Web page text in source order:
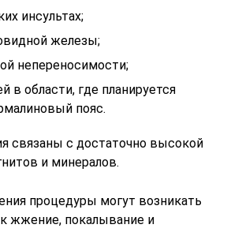
инсультах;
железы;
непереносимости;
в области, где планируется
пояс.
связаны с достаточно высокой
и минералов.
процедуры могут возникать
жжение, покалывание и